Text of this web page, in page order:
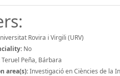
Rovira i Virgili (URV)
No
Teruel Peña, Bárbara
area(s):Investigació en Ciències de la